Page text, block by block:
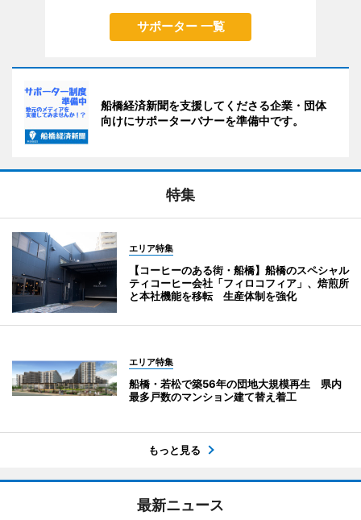
サポーター 一覧
船橋経済新聞を支援してくださる企業・団体
向けにサポーターバナーを準備中です。
特集
エリア特集
【コーヒーのある街・船橋】船橋のスペシャル
ティコーヒー会社「フィロコフィア」、焙煎所
と本社機能を移転 生産体制を強化
エリア特集
船橋・若松で築56年の団地大規模再生 県内
最多戸数のマンション建て替え着工
もっと見る
最新ニュース